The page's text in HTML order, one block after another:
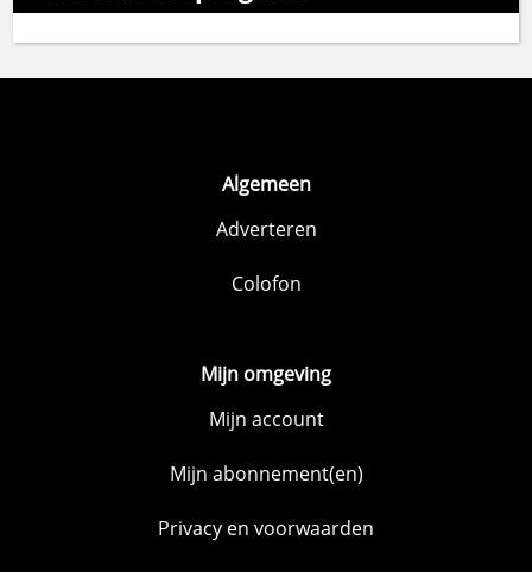
Algemeen
Adverteren
Colofon
Mijn omgeving
Mijn account
Mijn abonnement(en)
Privacy en voorwaarden